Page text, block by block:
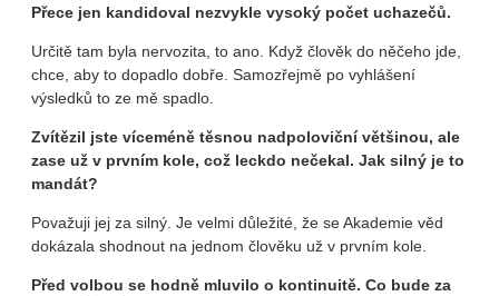
Přece jen kandidoval nezvykle vysoký počet uchazečů.
Určitě tam byla nervozita, to ano. Když člověk do něčeho jde,
chce, aby to dopadlo dobře. Samozřejmě po vyhlášení
výsledků to ze mě spadlo.
Zvítězil jste víceméně těsnou nadpoloviční většinou, ale
zase už v prvním kole, což leckdo nečekal. Jak silný je to
mandát?
Považuji jej za silný. Je velmi důležité, že se Akademie věd
dokázala shodnout na jednom člověku už v prvním kole.
Před volbou se hodně mluvilo o kontinuitě. Co bude za